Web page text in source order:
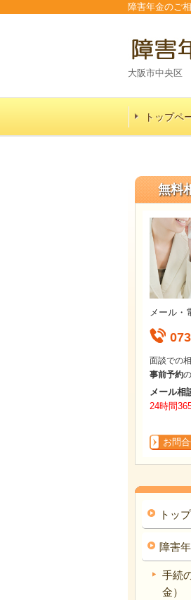
障害年金のご
大阪市中央
トップペ
無料
メール・
面談での
事前予約
メール相
24時間
お問
トッ
障害
手続
金）